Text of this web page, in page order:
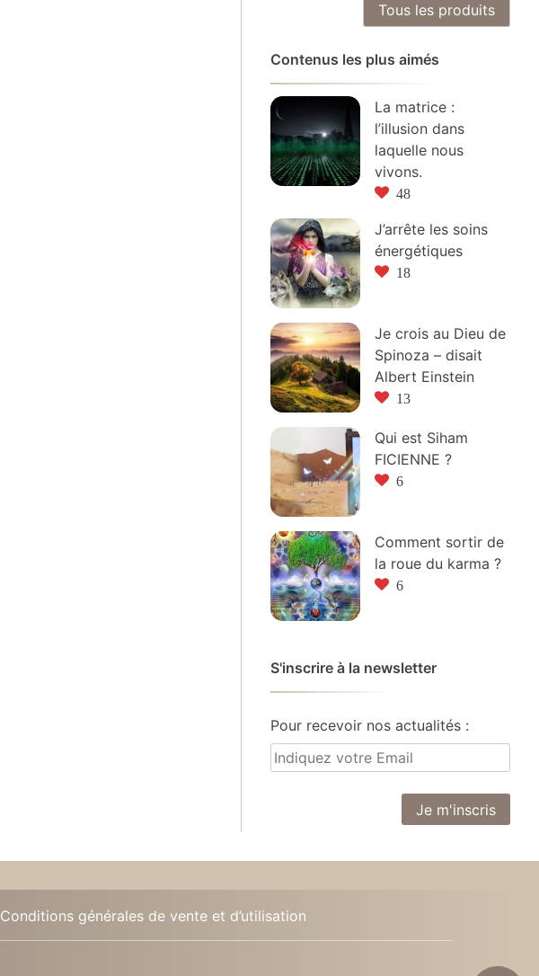
Tous les produits
Contenus les plus aimés
La matrice :
l’illusion dans
laquelle nous
vivons.
48
J’arrête les soins
énergétiques
18
Je crois au Dieu de
Spinoza – disait
Albert Einstein
13
Qui est Siham
FICIENNE ?
6
Comment sortir de
la roue du karma ?
6
S'inscrire à la newsletter
Pour recevoir nos actualités :
Conditions générales de vente et d’utilisation